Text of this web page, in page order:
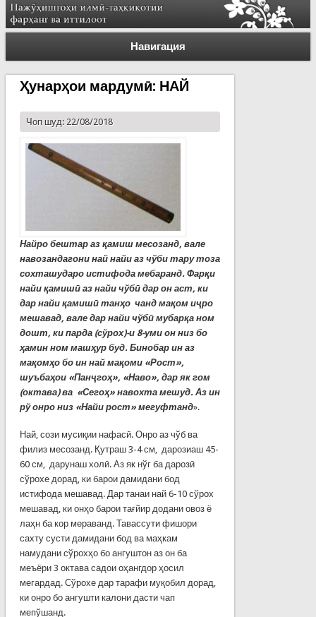
Навигация
Ҳунарҳои мардумӣ: НАЙ
Чоп шуд: 22/08/2018
Найро бештар аз қамиш месозанд, вале
навозандагони най найи аз чўби тару тоза
сохташударо истифода мебаранд. Фарқи
найи қамишӣ аз найи чўбӣ дар он аст, ки
дар найи қамишӣ танҳо чанд мақом иҷро
мешавад, вале дар найи чўбӣ мубарқа ном
дошт, ки парда (сўрох)-и 8-уми он низ бо
ҳамин ном машҳур буд. Бинобар ин аз
мақомҳо бо ин най мақоми «Рост»,
шуъбаҳои «Панҷгоҳ», «Наво», дар як гом
(октава) ва «Сегоҳ» навохта мешуд. Аз ин
рў онро низ «Найи рост» мегуфтанд».
Най, сози мусиқии нафасӣ. Онро аз чўб ва
филиз месозанд. Қутраш 3-4 см, дарозиаш 45-
60 см, дарунаш холӣ. Аз як нўг ба дарозӣ
сўрохе дорад, ки барои дамидани бод
истифода мешавад. Дар танаи най 6-10 сўрох
мешавад, ки онҳо барои тағйир додани овоз ё
лаҳн ба кор мераванд. Тавассути фишори
сахту сусти дамидани бод ва маҳкам
намудани сўрохҳо бо ангуштон аз он ба
меъёри 3 октава садои оҳангдор ҳосил
мегардад. Сўрохе дар тарафи муқобил дорад,
ки онро бо ангушти калони дасти чап
мепўшанд.